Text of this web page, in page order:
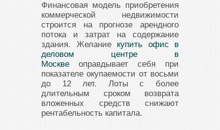
Финансовая модель приобретения
коммерческой недвижимости
строится на прогнозе арендного
потока и затрат на содержание
здания. Желание купить офис в
деловом центре в
Москве оправдывает себя при
показателе окупаемости от восьми
до 12 лет. Лоты с более
длительным сроком возврата
вложенных средств снижают
рентабельность капитала.